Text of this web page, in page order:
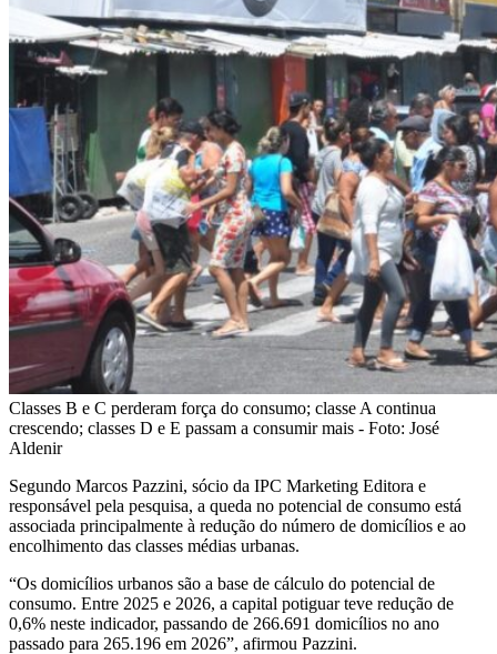
Classes B e C perderam força do consumo; classe A continua
crescendo; classes D e E passam a consumir mais - Foto: José
Aldenir
Segundo Marcos Pazzini, sócio da IPC Marketing Editora e
responsável pela pesquisa, a queda no potencial de consumo está
associada principalmente à redução do número de domicílios e ao
encolhimento das classes médias urbanas.
“Os domicílios urbanos são a base de cálculo do potencial de
consumo. Entre 2025 e 2026, a capital potiguar teve redução de
0,6% neste indicador, passando de 266.691 domicílios no ano
passado para 265.196 em 2026”, afirmou Pazzini.